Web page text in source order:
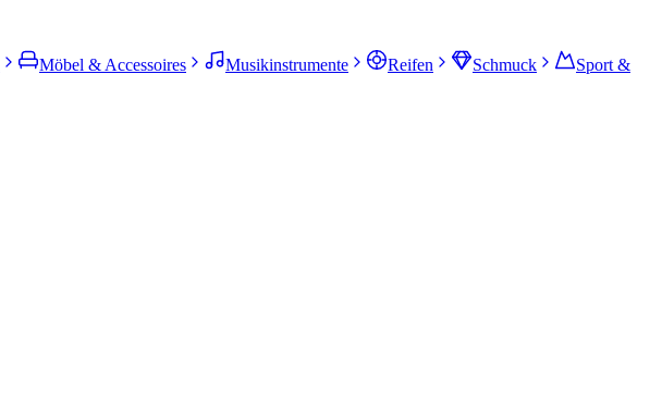
Möbel & Accessoires Musikinstrumente Reifen Schmuck
Sport &